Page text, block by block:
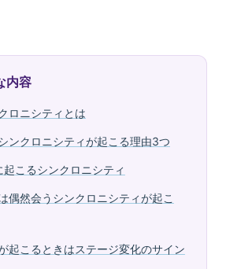
内容
ロニシティとは
ンクロニシティが起こる理由3つ
こるシンクロニシティ
偶然会うシンクロニシティが起こ
起こるときはステージ変化のサイン